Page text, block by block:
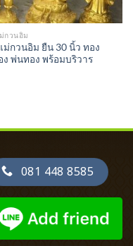
กวนอิม
ม่กวนอิม ยืน 30 นิ้ว ทอง
ง พ่นทอง พร้อมบริวาร
081 448 8585